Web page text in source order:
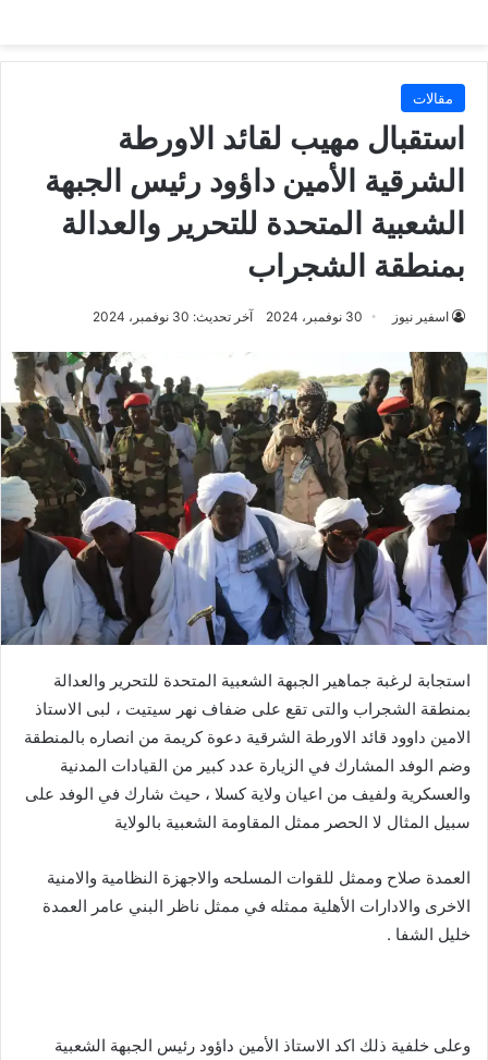
مقالات
استقبال مهيب لقائد الاورطة
الشرقية الأمين داؤود رئيس الجبهة
الشعبية المتحدة للتحرير والعدالة
بمنطقة الشجراب
اسفير نيوز 30 نوفمبر، 2024 آخر تحديث: 30 نوفمبر، 2024
استجابة لرغبة جماهير الجبهة الشعبية المتحدة للتحرير والعدالة
بمنطقة الشجراب والتى تقع على ضفاف نهر سيتيت ، لبى الاستاذ
الامين داوود قائد الاورطة الشرقية دعوة كريمة من انصاره بالمنطقة
وضم الوفد المشارك في الزيارة عدد كبير من القيادات المدنية
والعسكرية ولفيف من اعيان ولاية كسلا ، حيث شارك في الوفد على
سبيل المثال لا الحصر ممثل المقاومة الشعبية بالولاية
العمدة صلاح وممثل للقوات المسلحه والاجهزة النظامية والامنية
الاخرى والادارات الأهلية ممثله في ممثل ناظر البني عامر العمدة
خليل الشفا .
وعلى خلفية ذلك اكد الاستاذ الأمين داؤود رئيس الجبهة الشعبية